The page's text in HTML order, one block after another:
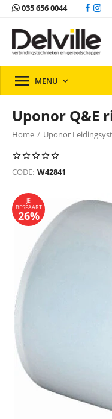
035 656 0044
 MENU 
Uponor Q&E
Home / Uponor
/ Componenten Uponor
CODE: W42841
JE
26%